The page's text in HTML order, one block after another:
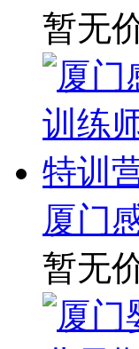
暂无
厦门
暂无